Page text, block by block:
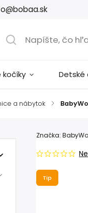
kočíky Detské
a nábytok /
Tip
Značka: